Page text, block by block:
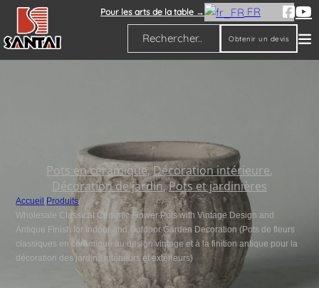
Pour les arts de la table → FR
Rechercher
Obtenir un devis
Pots en céramique,Décoration intérieure,
Décoration de jardin,Pots et jardinières
Accueil/Produits/
Wholesale Classical Ceramic Flower Pots with Vintage Design and
Antique Finish for Indoor and Outdoor Garden Decoration (Pots de fleurs
classiques en céramique au design vintage et à la finition antique pour la
décoration des jardins intérieurs et extérieurs)